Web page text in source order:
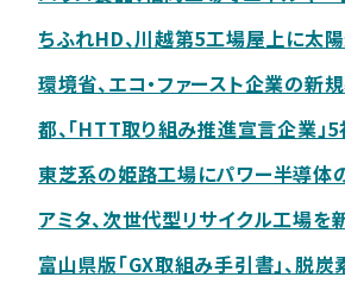
ちふれHD、川越第5工場屋上に
環境省、エコ・ファースト企業の
都、「HTT取り組み推進宣言企業
東芝系の姫路工場にパワー半導
アミタ、次世代型リサイクル工場
富山県版「GX取組み手引書」、脱